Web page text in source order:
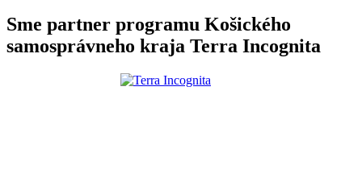
Sme partner programu Košického
samosprávneho kraja Terra Incognita